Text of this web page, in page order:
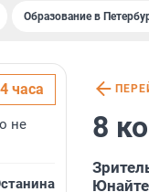
Образование в
часа
не
8